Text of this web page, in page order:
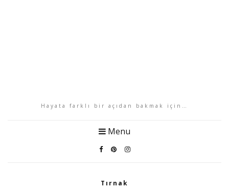
Hayata farklı bir açıdan bakmak için…
Menu
Tırnak